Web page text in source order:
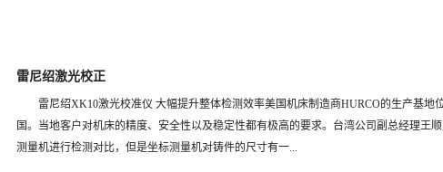
雷尼绍激光校正
雷尼绍XK10激光校准仪 大幅提升整体检测效率美国机床制造商HURCO的生产基地
国。当地客户对机床的精度、安全性以及稳定性都有极高的要求。台湾公司副总经理王
测量机进行检测对比，但是坐标测量机对铸件的尺寸有一...